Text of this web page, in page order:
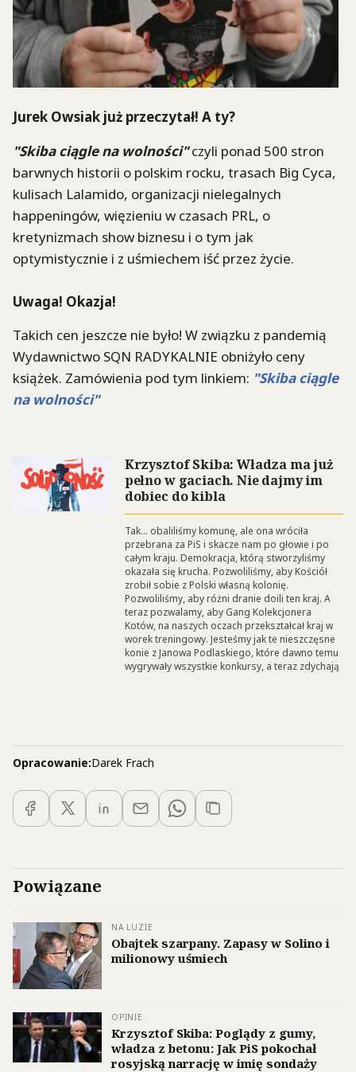
Jurek Owsiak już przeczytał! A ty?
"Skiba ciągle na wolności"czyli ponad 500 stron
barwnych historii o polskim rocku, trasach Big Cyca,
kulisach Lalamido, organizacji nielegalnych
happeningów, więzieniu w czasach PRL, o
kretynizmach show biznesu i o tym jak
optymistycznie i z uśmiechem iść przez życie.
Uwaga! Okazja!
Takich cen jeszcze nie było! W związku z pandemią
Wydawnictwo SQN RADYKALNIE obniżyło ceny
książek. Zamówienia pod tym linkiem: "Skiba ciągle
na wolności"
Krzysztof Skiba: Władza ma już
pełno w gaciach. Nie dajmy im
dobiec do kibla
Tak... obaliliśmy komunę, ale ona wróciła
przebrana za PiS i skacze nam po głowie i po
całym kraju. Demokracja, którą stworzyliśmy
okazała się krucha. Pozwoliliśmy, aby Kościół
zrobił sobie z Polski własną kolonię.
Pozwoliliśmy, aby różni dranie doili ten kraj. A
teraz pozwalamy, aby Gang Kolekcjonera
Kotów, na naszych oczach przekształcał kraj w
worek treningowy. Jesteśmy jak te nieszczęsne
konie z Janowa Podlaskiego, które dawno temu
wygrywały wszystkie konkursy, a teraz zdychają
Opracowanie:Darek Frach
Powiązane
NA LUZIE
Obajtek szarpany. Zapasy w Solino i
milionowy uśmiech
OPINIE
Krzysztof Skiba: Poglądy z gumy,
władza z betonu: Jak PiS pokochał
rosyjską narrację w imię sondaży